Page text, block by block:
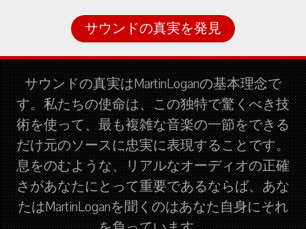
サウンドの真実を発見
サウンドの真実はMartinLoganの基本理念で
す。私たちの使命は、この独特で驚くべき技
術を使って、最も複雑な音楽の一節をできる
だけ元のソースに忠実に表現することです。
息をのむような、リアルなオーディオの正確
さがあなたにとって重要であるならば、あな
たはMartinLoganを聞くのはあなた自身にそれ